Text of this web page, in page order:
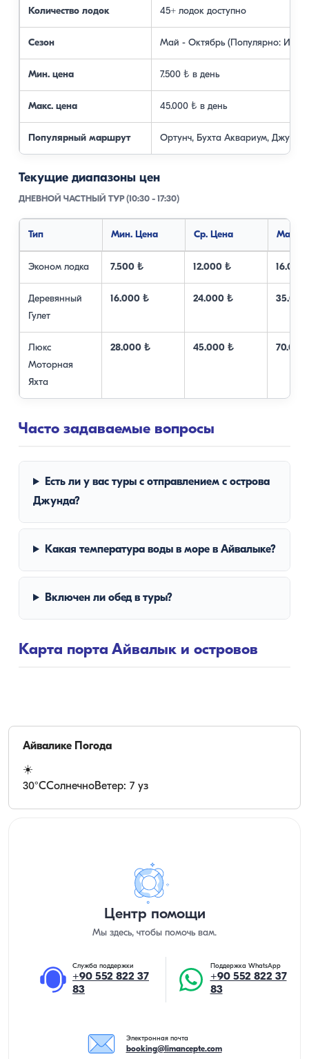
Количество лодок 45+ лодок доступно
Сезон Май - Октябрь (Популярно: Июль-
Мин. цена 7.500 ₺ в день
Макс. цена 45.000 ₺ в день
Популярный маршрут Ортунч, Бухта Аквариум, Джунда
Текущие диапазоны цен
ДНЕВНОЙ ЧАСТНЫЙ ТУР (10:30 - 17:30)
Тип Мин. Цена Ср. Цена Макс.
Эконом лодка 7.500 ₺ 12.000 ₺ 16.000
Деревянный
Гулет
16.000 ₺ 24.000 ₺
Люкс
Моторная
Яхта
28.000 ₺ 45.000 ₺ 70.000
Часто задаваемые вопросы
Есть ли у вас туры с отправлением с острова
Джунда?
Какая температура воды в море в Айвалыке?
Включен ли обед в туры?
Карта порта Айвалык и островов
Айвалике Погода
☀️
30°CСолнечноВетер: 7 уз
Центр помощи
Мы здесь, чтобы помочь вам.
Служба поддержки
+90 552 822 37
83
Поддержка WhatsApp
+90 552 822 37
83
Электронная почта
booking@limancepte.com